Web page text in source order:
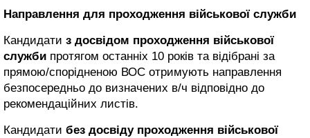
Направлення для проходження військової служби
Кандидати з досвідом проходження військової
служби протягом останніх 10 років та відібрані за
прямою/спорідненою ВОС отримують направлення
безпосередньо до визначених в/ч відповідно до
рекомендаційних листів.
Кандидати без досвіду проходження військової